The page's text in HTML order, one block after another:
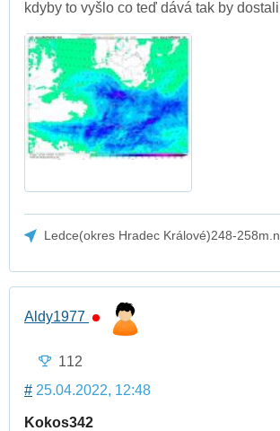
kdyby to vyšlo co teď dává tak by
Ledce(okres Hradec Králové)248-
Aldy1977
112
# 25.04.2022, 12:48
Kokos342